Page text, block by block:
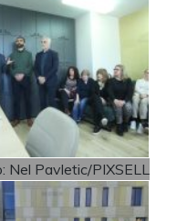
Nel Pavletic/PIXSELL